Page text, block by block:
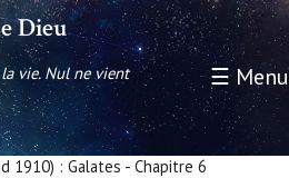
Dieu
vie. Nul ne vient
☰ Menu
1910) : Galates - Chapitre 6